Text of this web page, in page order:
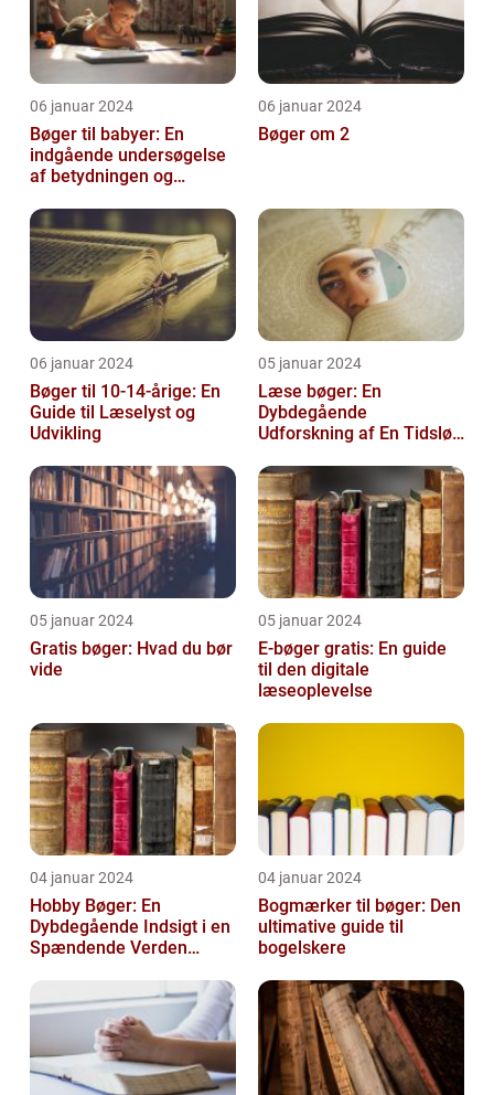
06 januar 2024
Bøger til babyer: En
indgående undersøgelse
af betydningen og
læsestof
06 januar 2024
Bøger om 2
06 januar 2024
Bøger til 10-14-årige: En
Guide til Læselyst og
Udvikling
05 januar 2024
Læse bøger: En
Dybdegående
Udforskning af En Tidsløs
05 januar 2024
Gratis bøger: Hvad du bør
vide
05 januar 2024
E-bøger gratis: En guide
til den digitale
læseoplevelse
04 januar 2024
Hobby Bøger: En
Dybdegående Indsigt i en
Spændende Verden
04 januar 2024
Bogmærker til bøger: Den
ultimative guide til
bogelskere